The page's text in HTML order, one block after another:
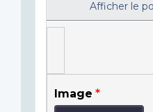
Afficher le
Image